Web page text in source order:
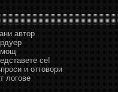
автор
се!
и отговори
логове